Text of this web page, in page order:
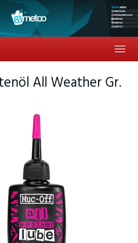
All Weather Gr.